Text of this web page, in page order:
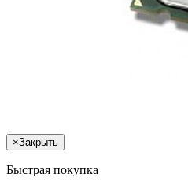
×Закрыть
Быстрая покупка